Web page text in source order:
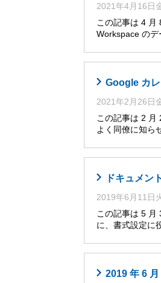
2021年4月16日
この記事は 4 月
Workspace の
Google カ
2021年2月26日
この記事は 2
よく同僚に知ら
ドキュメン
2019年6月11日
この記事は 5 月
に、書式設定に
2019 年 6